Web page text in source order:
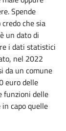
Spende
che sia
un dato di
i dati statistici
nel 2022
da un comune
euro delle
funzioni delle
capo quelle